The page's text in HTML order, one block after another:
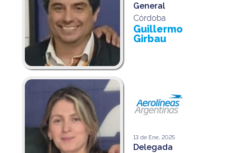
General
Córdoba
Guillermo
Girbau
13 de Ene, 2025
Delegada